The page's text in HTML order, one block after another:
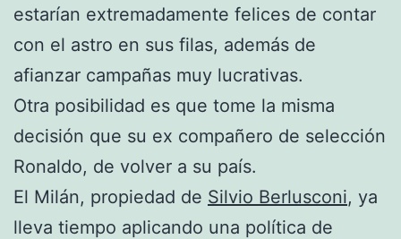
estarían extremadamente felices de contar
con el astro en sus filas, además de
afianzar campañas muy lucrativas.
Otra posibilidad es que tome la misma
decisión que su ex compañero de selección
Ronaldo, de volver a su país.
El Milán, propiedad de Silvio Berlusconi, ya
lleva tiempo aplicando una política de